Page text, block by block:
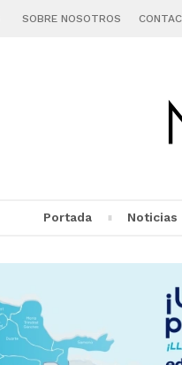
SOBRE NOSOTROS
Portada Noticias